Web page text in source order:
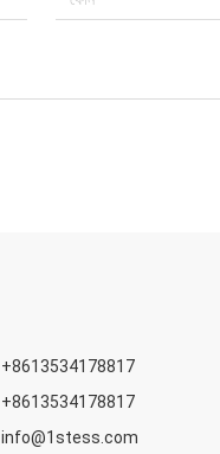
+8613534178817
+8613534178817
info@1stess.com